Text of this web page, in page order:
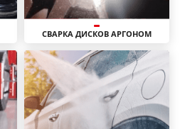
СВАРКА ДИСКОВ АРГОНОМ